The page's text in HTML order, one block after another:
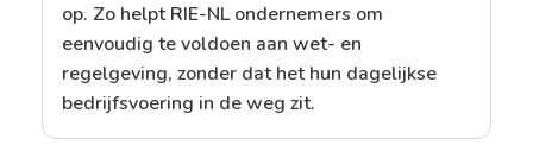
op. Zo helpt RIE-NL ondernemers om
eenvoudig te voldoen aan wet- en
regelgeving, zonder dat het hun dagelijkse
bedrijfsvoering in de weg zit.